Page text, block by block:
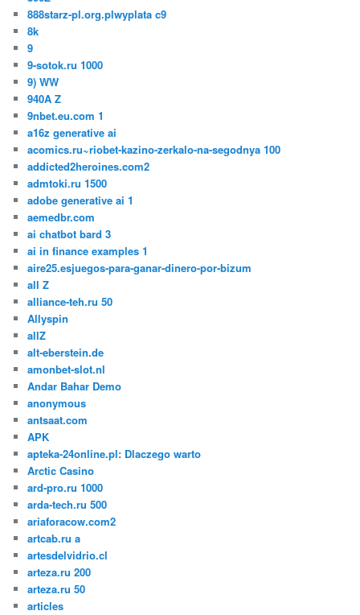
888starz-pl.org.plwyplata c9
8k
9
9-sotok.ru 1000
9) WW
940A Z
9nbet.eu.com 1
a16z generative ai
acomics.ru~riobet-kazino-zerkalo-na-segodnya 100
addicted2heroines.com2
admtoki.ru 1500
adobe generative ai 1
aemedbr.com
ai chatbot bard 3
ai in finance examples 1
aire25.esjuegos-para-ganar-dinero-por-bizum
all Z
alliance-teh.ru 50
Allyspin
allZ
alt-eberstein.de
amonbet-slot.nl
Andar Bahar Demo
anonymous
antsaat.com
APK
apteka-24online.pl: Dlaczego warto
Arctic Casino
ard-pro.ru 1000
arda-tech.ru 500
ariaforacow.com2
artcab.ru a
artesdelvidrio.cl
arteza.ru 200
arteza.ru 50
articles